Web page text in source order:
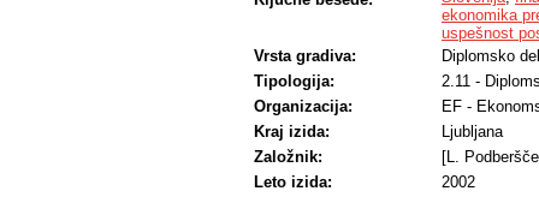
ekonomika
uspešnost
Vrsta gradiva:
Diplomsko
Tipologija:
2.11 -
Organizacija:
EF -
Kraj izida:
Ljubljana
Založnik:
[L.
Leto izida:
2002